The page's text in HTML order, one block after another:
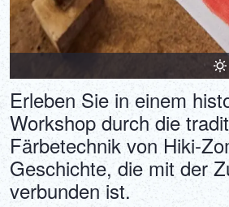
Erleben Sie in einem
Workshop durch die
Färbetechnik von Hiki-
Geschichte, die mit der
verbunden ist.